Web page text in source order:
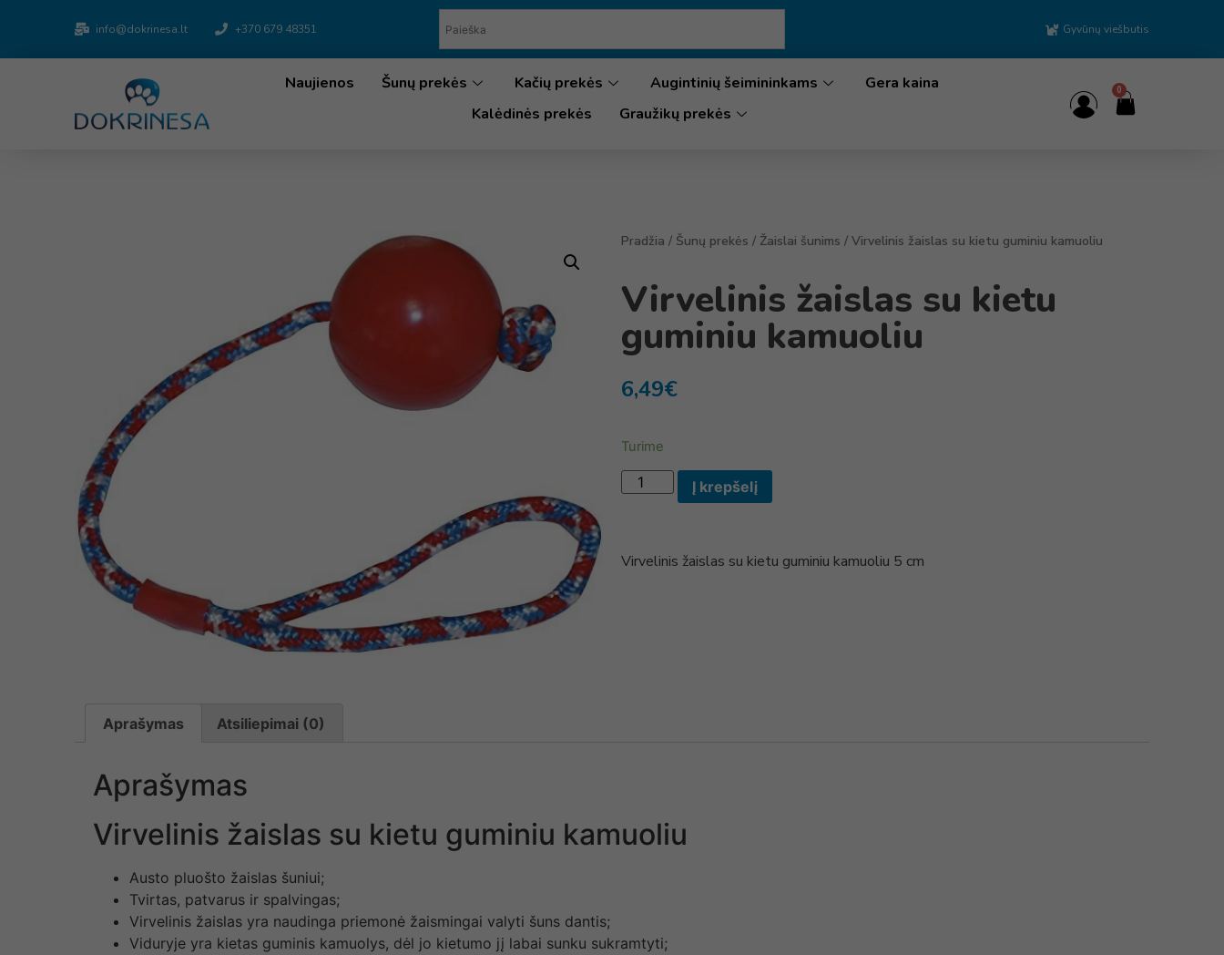
info@dokrinesa.lt +370 679 48351 Gyvūnų viešbutis
Naujienos Šunų prekės Kačių prekės Augintinių šeimininkams
Gera kaina
Kalėdinės prekės
Graužikų prekės
0
Pradžia / Šunų prekės / Žaislai šunims / Virvelinis žaislas su kietu guminiu kamuoliu
Virvelinis žaislas su kietu
guminiu kamuoliu
6,49€
Turime
Į krepšelį
Virvelinis žaislas su kietu guminiu kamuoliu 5 cm
Aprašymas Atsiliepimai (0)
Aprašymas
Virvelinis žaislas su kietu guminiu kamuoliu
Austo pluošto žaislas šuniui;
Tvirtas, patvarus ir spalvingas;
Virvelinis žaislas yra naudinga priemonė žaismingai valyti šuns dantis;
Viduryje yra kietas guminis kamuolys, dėl jo kietumo jį labai sunku sukramtyti;